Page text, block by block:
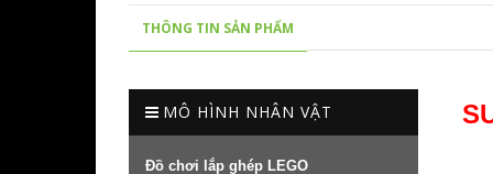
THÔNG TIN SẢN PHẨM
MÔ HÌNH NHÂN VẬT
Đồ chơi lắp ghép LEGO